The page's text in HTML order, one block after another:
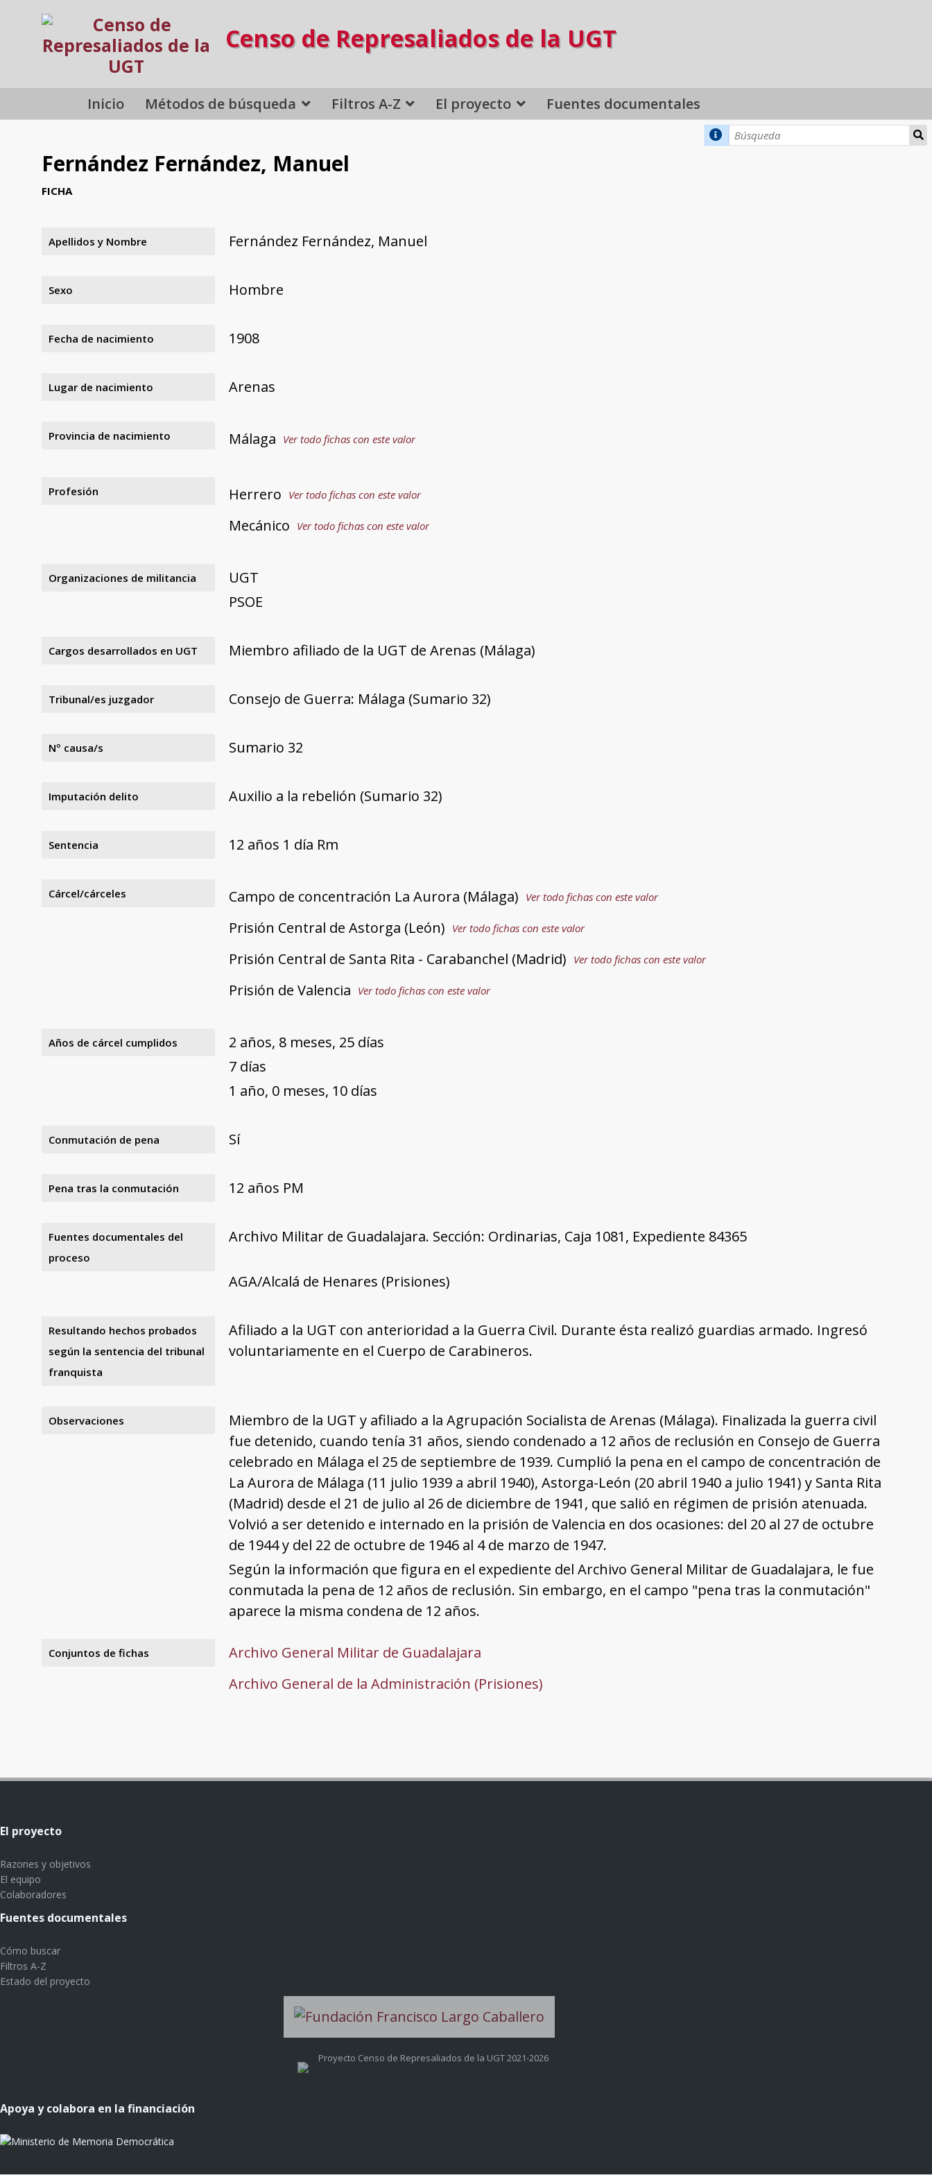
Censo de Represaliados de la UGT
Inicio Métodos de búsqueda Filtros A-Z El proyecto Fuentes documentales
Fernández Fernández, Manuel
FICHA
Apellidos y Nombre Fernández Fernández, Manuel
Sexo Hombre
Fecha de nacimiento 1908
Lugar de nacimiento Arenas
Provincia de nacimiento Málaga Ver todo fichas con este valor
Profesión Herrero Ver todo fichas con este valor
Mecánico Ver todo fichas con este valor
Organizaciones de militancia
UGT
PSOE
Cargos desarrollados en UGT Miembro afiliado de la UGT de Arenas (Málaga)
Tribunal/es juzgador Consejo de Guerra: Málaga (Sumario 32)
Nº causa/s Sumario 32
Imputación delito Auxilio a la rebelión (Sumario 32)
Sentencia 12 años 1 día Rm
Cárcel/cárceles Campo de concentración La Aurora (Málaga) Ver todo fichas con este valor
Prisión Central de Astorga (León) Ver todo fichas con este valor
Prisión Central de Santa Rita - Carabanchel (Madrid) Ver todo fichas con este valor
Prisión de Valencia Ver todo fichas con este valor
Años de cárcel cumplidos
2 años, 8 meses, 25 días
7 días
1 año, 0 meses, 10 días
Conmutación de pena Sí
Pena tras la conmutación 12 años PM
Fuentes documentales del
proceso
Archivo Militar de Guadalajara. Sección: Ordinarias, Caja 1081, Expediente 84365
AGA/Alcalá de Henares (Prisiones)
Resultando hechos probados
según la sentencia del tribunal
franquista
Afiliado a la UGT con anterioridad a la Guerra Civil. Durante ésta realizó guardias armado. Ingresó
voluntariamente en el Cuerpo de Carabineros.
Observaciones
Miembro de la UGT y afiliado a la Agrupación Socialista de Arenas (Málaga). Finalizada la guerra civil
fue detenido, cuando tenía 31 años, siendo condenado a 12 años de reclusión en Consejo de Guerra
celebrado en Málaga el 25 de septiembre de 1939. Cumplió la pena en el campo de concentración de
La Aurora de Málaga (11 julio 1939 a abril 1940), Astorga-León (20 abril 1940 a julio 1941) y Santa Rita
(Madrid) desde el 21 de julio al 26 de diciembre de 1941, que salió en régimen de prisión atenuada.
Volvió a ser detenido e internado en la prisión de Valencia en dos ocasiones: del 20 al 27 de octubre
de 1944 y del 22 de octubre de 1946 al 4 de marzo de 1947.
Según la información que figura en el expediente del Archivo General Militar de Guadalajara, le fue
conmutada la pena de 12 años de reclusión. Sin embargo, en el campo "pena tras la conmutación"
aparece la misma condena de 12 años.
Conjuntos de fichas
Archivo General Militar de Guadalajara
Archivo General de la Administración (Prisiones)
El proyecto
Razones y objetivos
El equipo
Colaboradores
Fuentes documentales
Cómo buscar
Filtros A-Z
Estado del proyecto
Proyecto Censo de Represaliados de la UGT 2021-2026
Apoya y colabora en la financiación